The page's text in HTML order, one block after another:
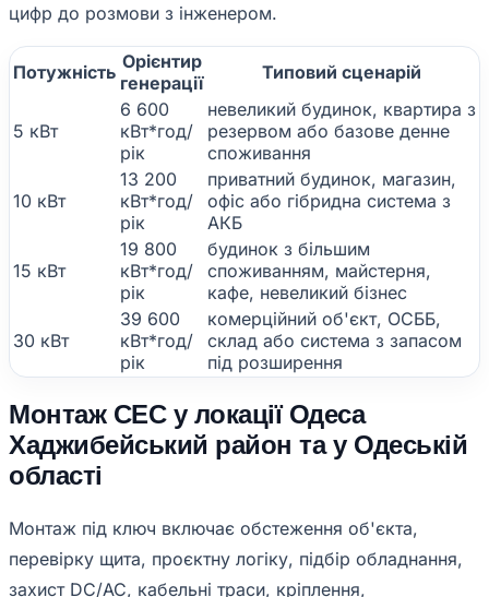
цифр до розмови з інженером.
Потужність Орієнтир
генерації
Типовий сценарій
5 кВт
6 600
кВт*год/
рік
невеликий будинок, квартира з
резервом або базове денне
споживання
10 кВт
13 200
кВт*год/
рік
приватний будинок, магазин,
офіс або гібридна система з
АКБ
15 кВт
19 800
кВт*год/
рік
будинок з більшим
споживанням, майстерня,
кафе, невеликий бізнес
30 кВт
39 600
кВт*год/
рік
комерційний об'єкт, ОСББ,
склад або система з запасом
під розширення
Монтаж СЕС у локації Одеса
Хаджибейський район та у Одеській
області
Монтаж під ключ включає обстеження об'єкта,
перевірку щита, проєктну логіку, підбір обладнання,
захист DC/AC, кабельні траси, кріплення,